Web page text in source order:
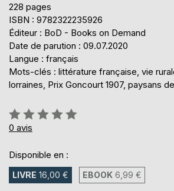
228 pages
ISBN : 9782322235926
Éditeur : BoD - Books on Demand
Date de parution : 09.07.2020
Langue : français
Mots-clés : littérature française, vie
lorraines, Prix Goncourt 1907, paysans
Évaluation:
0%
0 avis
Disponible en :
LIVRE 16,00 € EBOOK 6,99 €